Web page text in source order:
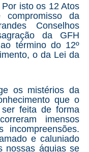
isto os 12 Atos
compromisso da
Conselhos
da GFH
término do 12º
o da Lei da
os mistérios da
que o
feita de forma
imensos
e caluniado
nossas águias se